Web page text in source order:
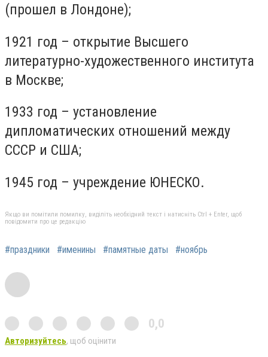
(прошел в Лондоне);
1921 год – открытие Высшего
литературно-художественного института
в Москве;
1933 год – установление
дипломатических отношений между
СССР и США;
1945 год – учреждение ЮНЕСКО.
Якщо ви помітили помилку, виділіть необхідний текст і натисніть Ctrl + Enter, щоб
повідомити про це редакцію
#праздники #именины #памятные даты #ноябрь
0,0
Авторизуйтесь, щоб оцінити